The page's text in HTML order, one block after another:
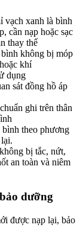
vạch xanh là bình
cần nạp hoặc sạc
thay thế
không bị móp
khí
dụng
sát đồng hồ áp
ghi trên thân
theo phương
bị tắc, nứt,
an toàn và niêm
dưỡng
được nạp lại, bảo